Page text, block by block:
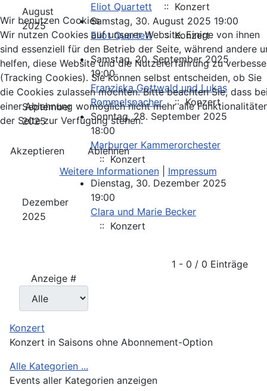
August
2025
Eliot Quartett
:: Konzert
Samstag, 30. August 2025 19:00
Eliot Quartett :: Konzert
September
2025
Samstag, 20. September 2025
19:00
Franziska Gottwald und Lukas
Rommelspacher :: Konzert
Sonntag, 28. September 2025
18:00
Marburger Kammerorchester
:: Konzert
Dezember
2025
Dienstag, 30. Dezember 2025
19:00
Clara und Marie Becker
:: Konzert
1 - 0 / 0 Einträge
Anzeige #
Konzert
Konzert in Saisons ohne Abonnement-Option
Alle Kategorien ...
Events aller Kategorien anzeigen
Wir benutzen Cookies
Wir nutzen Cookies auf unserer Website. Einige von ihnen
sind essenziell für den Betrieb der Seite, während andere
helfen, diese Website und die Nutzererfahrung zu
(Tracking Cookies). Sie können selbst entscheiden, ob Sie
die Cookies zulassen möchten. Bitte beachten Sie, dass
einer Ablehnung womöglich nicht mehr alle
der Seite zur Verfügung stehen.
Akzeptieren
Ablehnen
Weitere Informationen| Impressum